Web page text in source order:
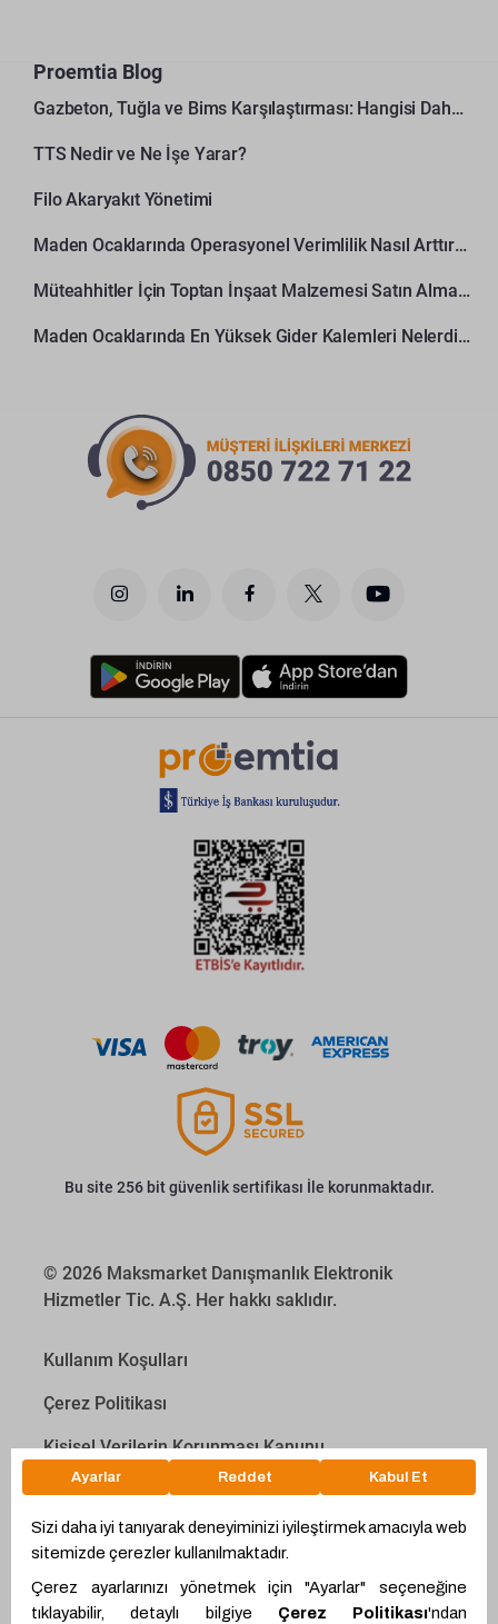
WhatsApp
Teklif Hattı
Proemtia Blog
Gazbeton, Tuğla ve Bims Karşılaştırması: Hangisi Daha Avantajlı?
TTS Nedir ve Ne İşe Yarar?
Filo Akaryakıt Yönetimi
Maden Ocaklarında Operasyonel Verimlilik Nasıl Arttırılır?
Müteahhitler İçin Toptan İnşaat Malzemesi Satın Alma Rehberi
Maden Ocaklarında En Yüksek Gider Kalemleri Nelerdir?
Bu site 256 bit güvenlik sertifikası İle korunmaktadır.
© 2026 Maksmarket Danışmanlık Elektronik
Hizmetler Tic. A.Ş. Her hakkı saklıdır.
Kullanım Koşulları
Çerez Politikası
Kişisel Verilerin Korunması Kanunu
İletişim Aydınlatma Metni
Proyakıt
Ödeme Hesaplama Aracı